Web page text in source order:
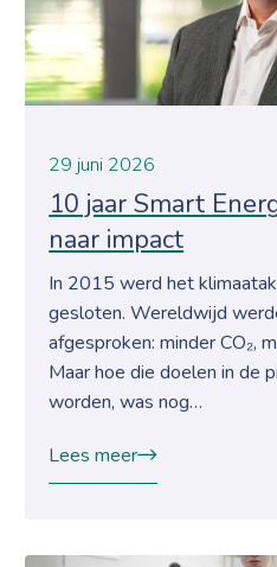
29 juni 2026
10 jaar Smart
naar impact
In 2015 werd het
gesloten. Wereldwijd
afgesproken: minder CO₂,
Maar hoe die doelen in de
worden, was nog…
Lees meer